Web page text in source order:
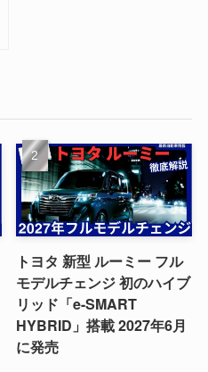
トヨタ 新型 ルーミー フル
モデルチェンジ 初のハイブ
リッド「e-SMART
HYBRID」搭載 2027年6月
に発売